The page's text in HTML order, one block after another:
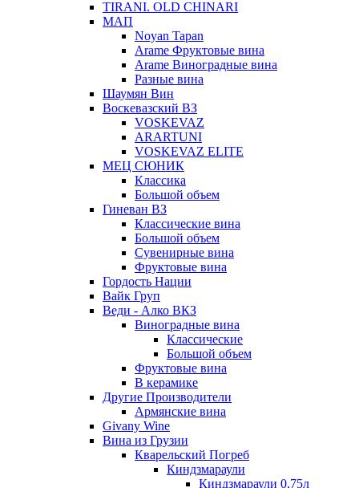
TIRANI. OLD CHINARI
МАП
Noyan Tapan
Arame Фруктовые вина
Arame Виноградные вина
Разные вина
Шаумян Вин
Воскевазский ВЗ
VOSKEVAZ
ARARTUNI
VOSKEVAZ ELITE
МЕЦ СЮНИК
Классика
Большой объем
Гиневан ВЗ
Классические вина
Большой объем
Сувенирные вина
Фруктовые вина
Гордость Нации
Вайк Груп
Веди - Алко ВКЗ
Виноградные вина
Классические
Большой объем
Фруктовые вина
В керамике
Другие Производители
Армянские вина
Givany Wine
Вина из Грузии
Кварельский Погреб
Киндзмараули
Киндзмараули 0,75л